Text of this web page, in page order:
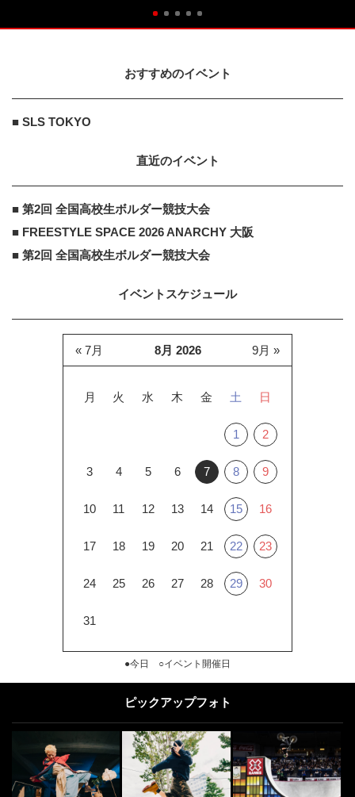
おすすめのイベント
■ SLS TOKYO
直近のイベント
■ 第2回 全国高校生ボルダー競技大会
■ FREESTYLE SPACE 2026 ANARCHY 大阪
■ 第2回 全国高校生ボルダー競技大会
イベントスケジュール
8月 2026
月 火 水 木 金 土 日
1 2
3 4 5 6 7 8 9
10 11 12 13 14 15 16
17 18 19 20 21 22 23
24 25 26 27 28 29 30
31
« 7月 9月 »
●今日 ○イベント開催日
ピックアップフォト